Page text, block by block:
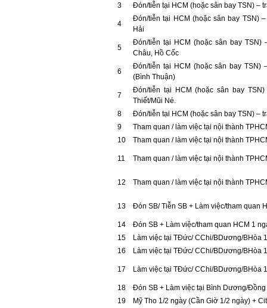
3 Đón/tiễn tại HCM (hoặc sân bay TSN) –
4
Đón/tiễn tại HCM (hoặc sân bay TSN)
Hải
5
Đón/tiễn tại HCM (hoặc sân bay TSN)
Châu, Hồ Cốc
6
Đón/tiễn tại HCM (hoặc sân bay TSN)
(Bình Thuận)
7
Đón/tiễn tại HCM (hoặc sân bay
Thiết/Mũi Né.
8
Đón/tiễn tại HCM (hoặc sân bay TSN) –
9
Tham quan / làm việc tại nội thành
10
Tham quan / làm việc tại nội thành
11 Tham quan / làm việc tại nội thành
12 Tham quan / làm việc tại nội thành
13 Đón SB/ Tiễn SB + Làm việc/tham quan
14
Đón SB + Làm việc/tham quan HCM 1
15
Làm việc tại TĐức/ CChi/BDương/BHòa
16
Làm việc tại TĐức/ CChi/BDương/BHòa
17 Làm việc tại TĐức/ CChi/BDương/BHòa
18
Đón SB + Làm việc tại Bình Dương/
19
Mỹ Tho 1/2 ngày (Cần Giờ 1/2 ngày) +